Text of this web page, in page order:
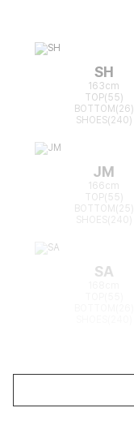
SH
163cm
TOP(55)
BOTTOM(26)
SHOES(240)
JM
166cm
TOP(55)
BOTTOM(25)
SA